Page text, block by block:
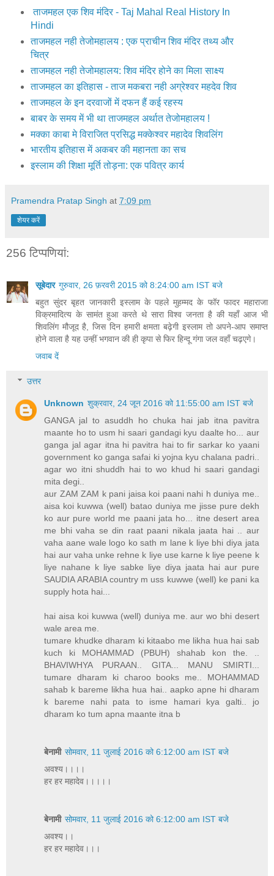
ताजमहल एक शिव मंदिर - Taj Mahal Real History In
Hindi
ताजमहल नही तेजोमहालय : एक प्राचीन शिव मंदिर तथ्य और
चित्र
ताजमहल नही तेजोमहालय: शिव मंदिर होने का मिला साक्ष्य
ताजमहल का इतिहास - ताज मकबरा नही अग्रेश्वर महदेव शिव
ताजमहल के इन दरवाजों में दफन हैं कई रहस्य
बाबर के समय में भी था ताजमहल अर्थात तेजोमहालय !
मक्‍का काबा मे विराजित प्रसिद्ध मक्‍केश्‍वर महादेव शिवलिंग
भारतीय इतिहास में अकबर की महानता का सच
इस्लाम की शिक्षा मूर्ति तोड़ना: एक पवित्र कार्य
Pramendra Pratap Singh at 7:09 pm
शेयर करें
256 टिप्‍पणियां:
सूबेदार गुरुवार, 26 फ़रवरी 2015 को 8:24:00 am IST बजे
बहुत सुंदर बृहत जानकारी इस्लाम के पहले मुहम्मद के फॉर फादर महाराजा
विक्रमादित्य के सामंत हुआ करते थे सारा विश्व जनता है की यहाँ आज भी
शिवलिंग मौजूद है, जिस दिन हमारी क्षमता बढ़ेगी इस्लाम तो अपने-आप समाप्त
होने वाला है यह उन्हीं भगवान की ही कृपा से फिर हिन्दू गंगा जल वहाँ चढ़एगे।
जवाब दें
उत्तर
Unknown शुक्रवार, 24 जून 2016 को 11:55:00 am IST बजे
GANGA jal to asuddh ho chuka hai jab itna pavitra
maante ho to usm hi saari gandagi kyu daalte ho... aur
ganga jal agar itna hi pavitra hai to fir sarkar ko yaani
government ko ganga safai ki yojna kyu chalana padri..
agar wo itni shuddh hai to wo khud hi saari gandagi
mita degi..
aur ZAM ZAM k pani jaisa koi paani nahi h duniya me..
aisa koi kuwwa (well) batao duniya me jisse pure dekh
ko aur pure world me paani jata ho... itne desert area
me bhi vaha se din raat paani nikala jaata hai .. aur
vaha aane wale logo ko sath m lane k liye bhi diya jata
hai aur vaha unke rehne k liye use karne k liye peene k
liye nahane k liye sabke liye diya jaata hai aur pure
SAUDIA ARABIA country m uss kuwwe (well) ke pani ka
supply hota hai...
hai aisa koi kuwwa (well) duniya me. aur wo bhi desert
wale area me.
tumare khudke dharam ki kitaabo me likha hua hai sab
kuch ki MOHAMMAD (PBUH) shahab kon the. ..
BHAVIWHYA PURAAN.. GITA... MANU SMIRTI...
tumare dharam ki charoo books me.. MOHAMMAD
sahab k bareme likha hua hai.. aapko apne hi dharam
k bareme nahi pata to isme hamari kya galti.. jo
dharam ko tum apna maante itna b
बेनामी सोमवार, 11 जुलाई 2016 को 6:12:00 am IST बजे
अवश्य।।।।
हर हर महादेव।।।।।
बेनामी सोमवार, 11 जुलाई 2016 को 6:12:00 am IST बजे
अवश्य।।
हर हर महादेव।।।